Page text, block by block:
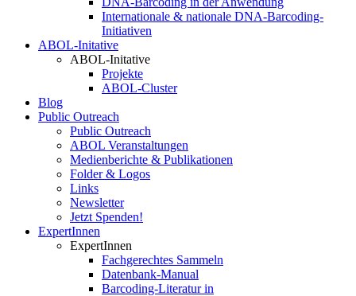
Internationale & nationale DNA-Barcoding-
Initiativen
ABOL-Initative
ABOL-Initative
Projekte
ABOL-Cluster
Blog
Public Outreach
Public Outreach
ABOL Veranstaltungen
Medienberichte & Publikationen
Folder & Logos
Links
Newsletter
Jetzt Spenden!
ExpertInnen
ExpertInnen
Fachgerechtes Sammeln
Datenbank-Manual
Barcoding-Literatur in